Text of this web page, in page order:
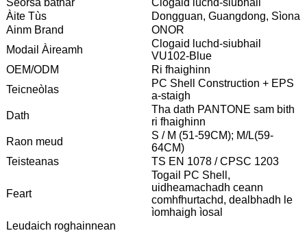
Seòrsa bathar
Clogaid luchd-siubhail
Àite Tùs
Dongguan, Guangdong, Sìona
Ainm Brand
ONOR
Modail Àireamh
Clogaid luchd-siubhail
VU102-Blue
OEM/ODM
Ri fhaighinn
Teicneòlas
PC Shell Construction + EPS
a-staigh
Dath
Tha dath PANTONE sam bith
ri fhaighinn
Raon meud
S / M (51-59CM); M/L(59-
64CM)
Teisteanas
TS EN 1078 / CPSC 1203
Feart
Togail PC Shell,
uidheamachadh ceann
comhfhurtachd, dealbhadh le
ìomhaigh ìosal
Leudaich roghainnean